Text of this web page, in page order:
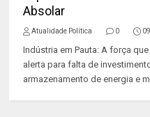
Absolar
Atualidade Política 0
Indústria em Pauta: A força
alerta para falta de
armazenamento de energia e